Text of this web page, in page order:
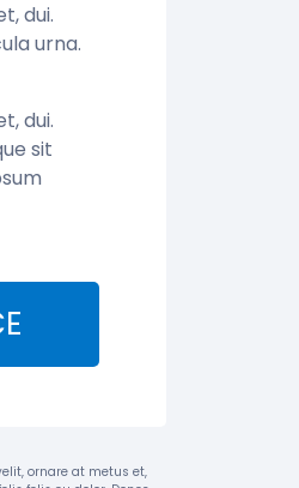
dui.
urna.
dui.
sit
ornare at metus et,